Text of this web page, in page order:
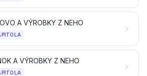
A VÝROBKY Z NEHO
A VÝROBKY Z NEHO